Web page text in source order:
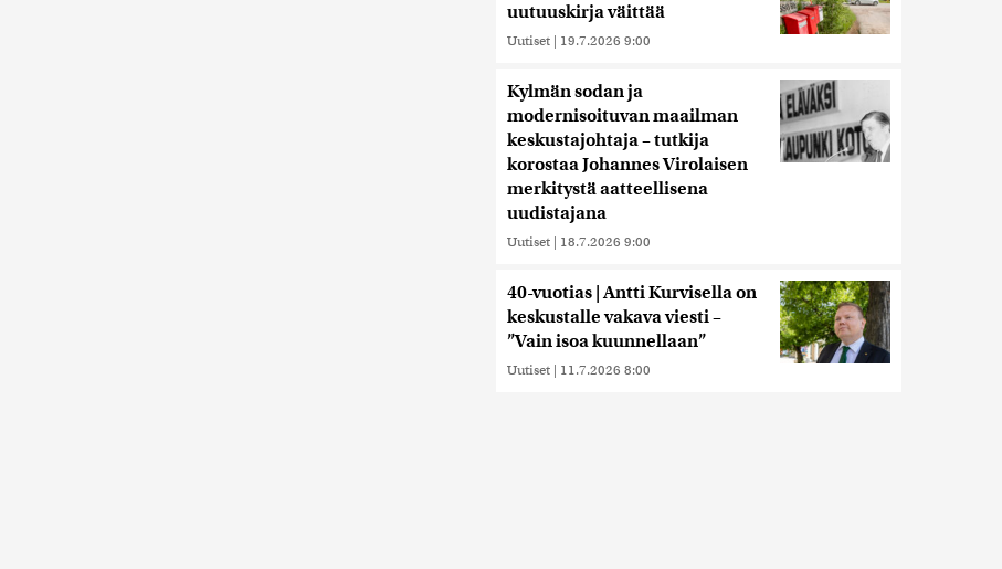
uutuuskirja väittää
Uutiset | 19.7.2026 9:00
Kylmän sodan ja
modernisoituvan maailman
keskustajohtaja – tutkija
korostaa Johannes Virolaisen
merkitystä aatteellisena
uudistajana
Uutiset | 18.7.2026 9:00
40-vuotias | Antti Kurvisella on
keskustalle vakava viesti –
”Vain isoa kuunnellaan”
Uutiset | 11.7.2026 8:00